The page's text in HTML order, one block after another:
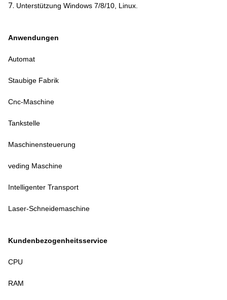
7. Unterstützung Windows 7/8/10, Linux.
Anwendungen
Automat
Staubige Fabrik
Cnc-Maschine
Tankstelle
Maschinensteuerung
veding Maschine
Intelligenter Transport
Laser-Schneidemaschine
Kundenbezogenheitsservice
CPU
RAM